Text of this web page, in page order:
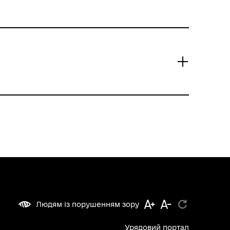
Людям із порушенням зору
Урядовий портал